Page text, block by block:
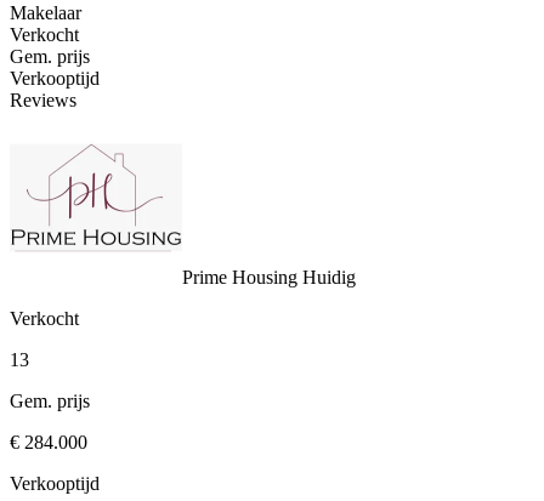
Makelaar
Verkocht
Gem. prijs
Verkooptijd
Reviews
Prime Housing Huidig
Verkocht
13
Gem. prijs
€ 284.000
Verkooptijd